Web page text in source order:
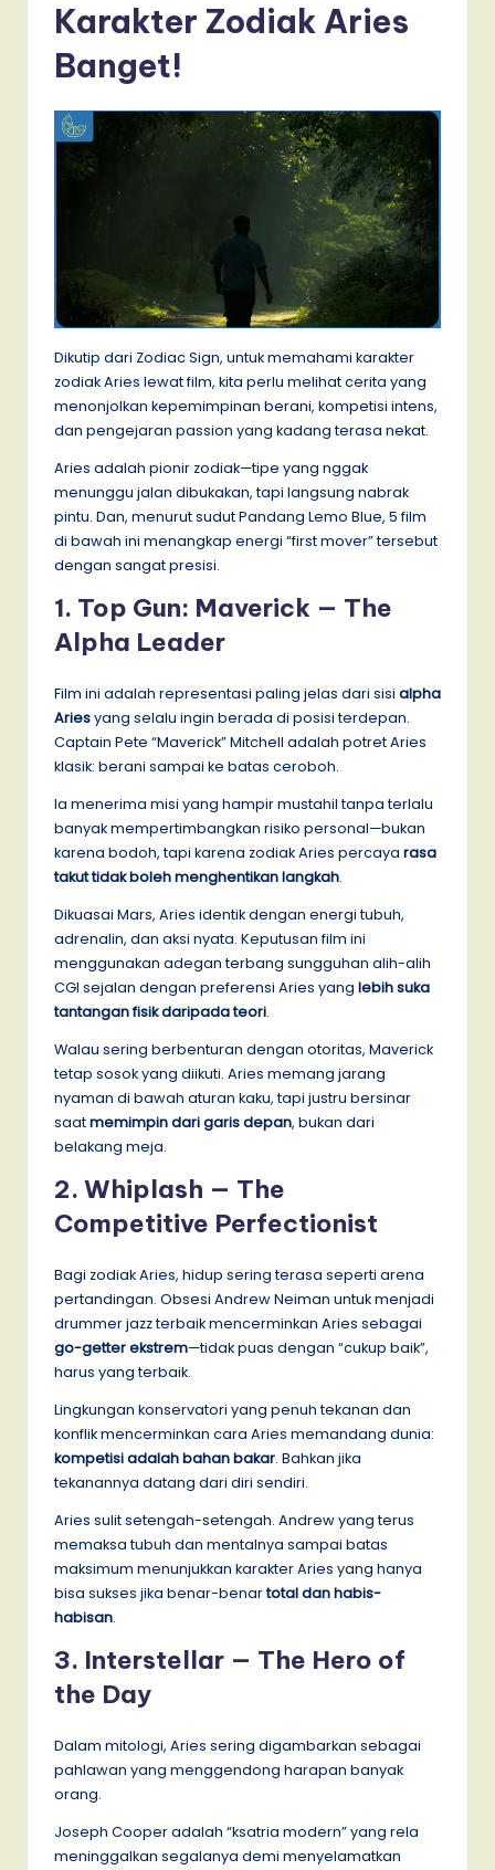
Karakter Zodiak Aries
Banget!
Dikutip dari Zodiac Sign, untuk memahami karakter
zodiak Aries lewat film, kita perlu melihat cerita yang
menonjolkan kepemimpinan berani, kompetisi intens,
dan pengejaran passion yang kadang terasa nekat.
Aries adalah pionir zodiak—tipe yang nggak
menunggu jalan dibukakan, tapi langsung nabrak
pintu. Dan, menurut sudut Pandang Lemo Blue, 5 film
di bawah ini menangkap energi “first mover” tersebut
dengan sangat presisi.
1. Top Gun: Maverick — The
Alpha Leader
Film ini adalah representasi paling jelas dari sisi alpha
Ariesyang selalu ingin berada di posisi terdepan.
Captain Pete “Maverick” Mitchell adalah potret Aries
klasik: berani sampai ke batas ceroboh.
Ia menerima misi yang hampir mustahil tanpa terlalu
banyak mempertimbangkan risiko personal—bukan
karena bodoh, tapi karena zodiak Aries percaya rasa
takut tidak boleh menghentikan langkah.
Dikuasai Mars, Aries identik dengan energi tubuh,
adrenalin, dan aksi nyata. Keputusan film ini
menggunakan adegan terbang sungguhan alih-alih
CGI sejalan dengan preferensi Aries yang lebih suka
tantangan fisik daripada teori.
Walau sering berbenturan dengan otoritas, Maverick
tetap sosok yang diikuti. Aries memang jarang
nyaman di bawah aturan kaku, tapi justru bersinar
saatmemimpin dari garis depan, bukan dari
belakang meja.
2. Whiplash — The
Competitive Perfectionist
Bagi zodiak Aries, hidup sering terasa seperti arena
pertandingan. Obsesi Andrew Neiman untuk menjadi
drummer jazz terbaik mencerminkan Aries sebagai
go-getter ekstrem—tidak puas dengan “cukup baik”,
harus yang terbaik.
Lingkungan konservatori yang penuh tekanan dan
konflik mencerminkan cara Aries memandang dunia:
kompetisi adalah bahan bakar. Bahkan jika
tekanannya datang dari diri sendiri.
Aries sulit setengah-setengah. Andrew yang terus
memaksa tubuh dan mentalnya sampai batas
maksimum menunjukkan karakter Aries yang hanya
bisa sukses jika benar-benartotal dan habis-
habisan.
3. Interstellar — The Hero of
the Day
Dalam mitologi, Aries sering digambarkan sebagai
pahlawan yang menggendong harapan banyak
orang.
Joseph Cooper adalah “ksatria modern” yang rela
meninggalkan segalanya demi menyelamatkan